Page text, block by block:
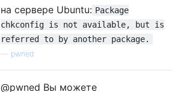
на сервере Ubuntu: Package
chkconfig is not available, but is
referred to by another package.
pwned
@pwned Вы можете